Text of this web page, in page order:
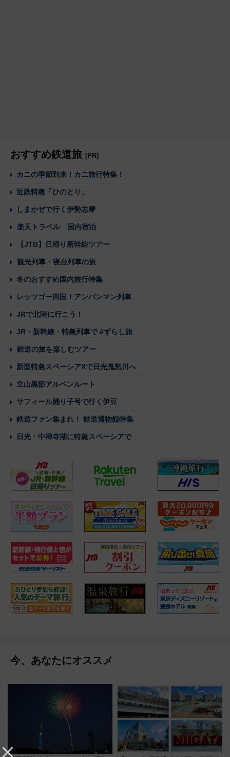
おすすめ鉄道旅 [PR]
カニの季節到来！カニ旅行特集！
近鉄特急「ひのとり」
しまかぜで行く伊勢志摩
楽天トラベル 国内宿泊
【JTB】日帰り新幹線ツアー
観光列車・寝台列車の旅
冬のおすすめ国内旅行特集
レッツゴー四国！アンパンマン列車
JRで北陸に行こう！
JR・新幹線・特急列車で #ずらし旅
鉄道の旅を楽しむツアー
新型特急スペーシアXで日光鬼怒川へ
立山黒部アルペンルート
サフィール踊り子号で行く伊豆
鉄道ファン集まれ！ 鉄道博物館特集
日光・中禅寺湖に特急スペーシアで
今、あなたにオススメ